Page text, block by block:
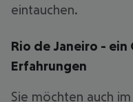
eintauchen.
Rio de Janeiro -
Erfahrungen
Sie möchten auch